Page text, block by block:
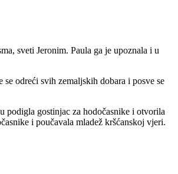
sveti Jeronim. Paula ga je upoznala i u
odreći svih zemaljskih dobara i posve se
podigla gostinjac za hodočasnike i otvorila
i poučavala mladež kršćanskoj vjeri.